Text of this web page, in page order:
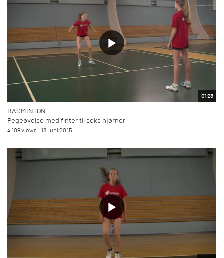
01:28
BADMINTON
Pegeøvelse med finter til seks hjørner
4.109 views 18. juni 2015